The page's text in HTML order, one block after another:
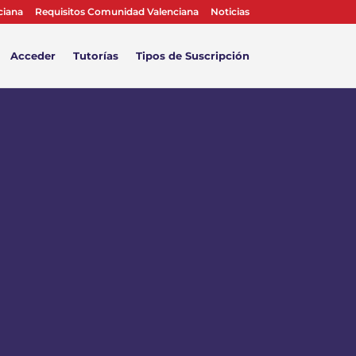
Requisitos Comunidad Valenciana Noticias
Acceder Tutorías Tipos de Suscripción